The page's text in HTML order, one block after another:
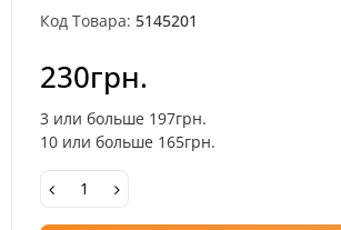
Код Товара: 5145201
230грн.
3 или больше 197грн.
10 или больше 165грн.